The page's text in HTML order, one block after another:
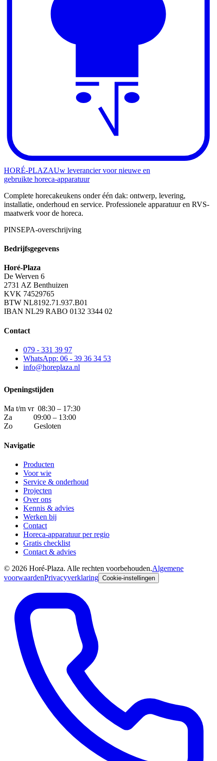
HORÉ-PLAZAUw leverancier voor nieuwe en
gebruikte horeca-apparatuur
Complete horecakeukens onder één dak: ontwerp, levering,
installatie, onderhoud en service. Professionele apparatuur en RVS-
maatwerk voor de horeca.
PINSEPA-overschrijving
Bedrijfsgegevens
Horé-Plaza
De Werven 6
2731 AZ Benthuizen
KVK 74529765
BTW NL8192.71.937.B01
IBAN NL29 RABO 0132 3344 02
Contact
079 - 331 39 97
WhatsApp: 06 - 39 36 34 53
info@horeplaza.nl
Openingstijden
Ma t/m vr 08:30 – 17:30
Za 09:00 – 13:00
Zo Gesloten
Navigatie
Producten
Voor wie
Service & onderhoud
Projecten
Over ons
Kennis & advies
Werken bij
Contact
Horeca-apparatuur per regio
Gratis checklist
Contact & advies
© 2026 Horé-Plaza. Alle rechten voorbehouden.Algemene
voorwaardenPrivacyverklaring Cookie-instellingen